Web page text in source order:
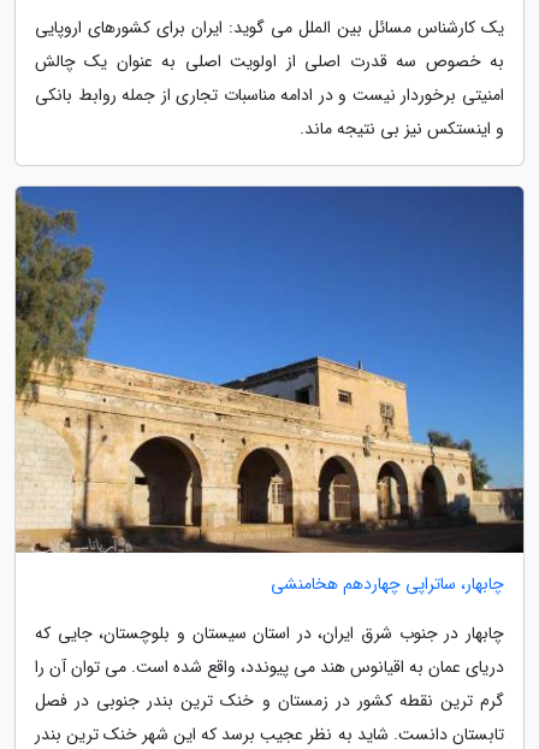
یک کارشناس مسائل بین الملل می گوید: ایران برای کشورهای اروپایی
به خصوص سه قدرت اصلی از اولویت اصلی به عنوان یک چالش
امنیتی برخوردار نیست و در ادامه مناسبات تجاری از جمله روابط بانکی
و اینستکس نیز بی نتیجه ماند.
چابهار، ساتراپی چهاردهم هخامنشی
چابهار در جنوب شرق ایران، در استان سیستان و بلوچستان، جایی که
دریای عمان به اقیانوس هند می پیوندد، واقع شده است. می توان آن را
گرم ترین نقطه کشور در زمستان و خنک ترین بندر جنوبی در فصل
تابستان دانست. شاید به نظر عجیب برسد که این شهر خنک ترین بندر